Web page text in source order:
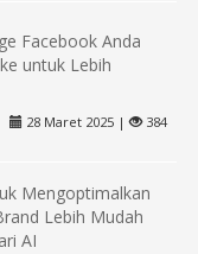
Facebook Anda
untuk Lebih
28 Maret 2025 | 384
Mengoptimalkan
Lebih Mudah
AI